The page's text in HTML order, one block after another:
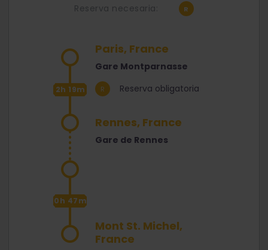
Reserva necesaria:
Paris, France
Gare Montparnasse
2h 19m Reserva obligatoria
Rennes, France
Gare de Rennes
0h 47m
Mont St. Michel,
France